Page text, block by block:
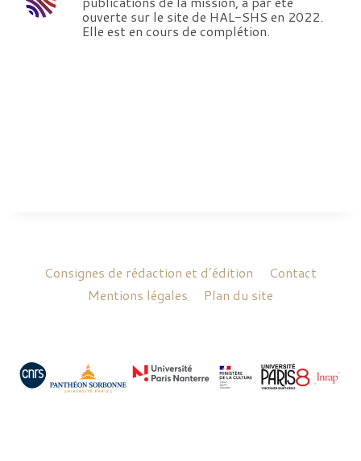
ouverte sur le site de HAL-SHS en 2022.
Elle est en cours de complétion.
Consignes de rédaction et d’édition
Contact
Mentions légales
Plan du site